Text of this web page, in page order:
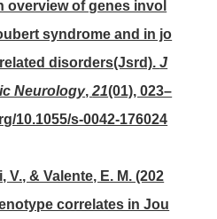
overview of genes invol
syndrome and in jo
disorders(Jsrd).J
Neurology,21(01), 023–
10.1055/s-0042-176024
V., & Valente, E. M. (202
correlates in Jou